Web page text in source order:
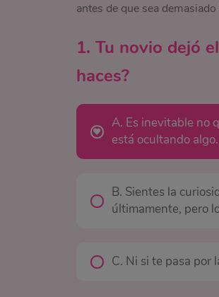
antes de que sea
1. Tu novio dejó
haces?
A. Es inevitable no
está ocultando algo.
B. Sientes la
últimamente, pero
C. Ni si te pasa por